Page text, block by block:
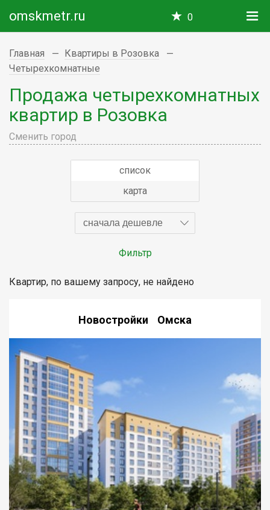
omskmetr.ru 0
Главная
Квартиры в Розовка
Четырехкомнатные
Продажа четырехкомнатных
квартир в Розовка
Сменить город
список
карта
сначала дешевле
Фильтр
Квартир, по вашему запросу, не найдено
Новостройки Омска